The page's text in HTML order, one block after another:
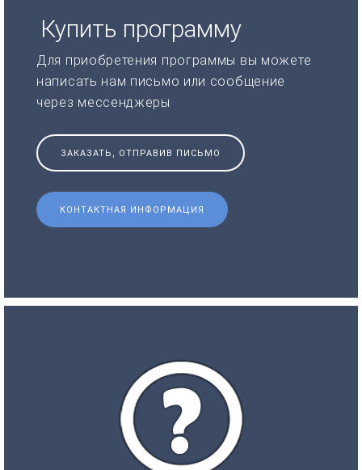
Купить программу
Для приобретения программы вы можете
написать нам письмо или сообщение
через мессенджеры
ЗАКАЗАТЬ, ОТПРАВИВ ПИСЬМО
КОНТАКТНАЯ ИНФОРМАЦИЯ